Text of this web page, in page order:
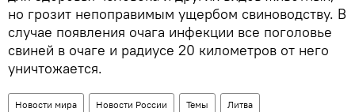
но грозит непоправимым ущербом свиноводству. В
случае появления очага инфекции все поголовье
свиней в очаге и радиусе 20 километров от него
уничтожается.
Новости мира Новости России Темы Литва